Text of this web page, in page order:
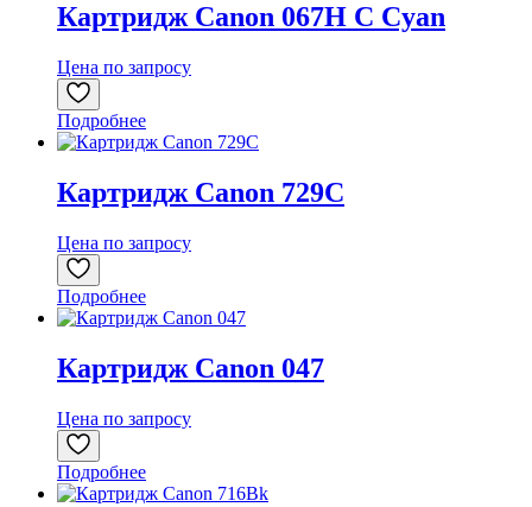
Картридж Canon 067H C Cyan
Цена по запросу
Подробнее
Картридж Canon 729C
Цена по запросу
Подробнее
Картридж Canon 047
Цена по запросу
Подробнее